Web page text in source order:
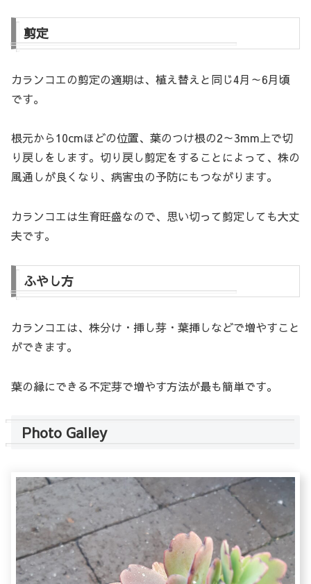
剪定
カランコエの剪定の適期は、植え替えと同じ4月～6月頃
です。
根元から10cmほどの位置、葉のつけ根の2～3mm上で切
り戻しをします。切り戻し剪定をすることによって、株の
風通しが良くなり、病害虫の予防にもつながります。
カランコエは生育旺盛なので、思い切って剪定しても大丈
夫です。
ふやし方
カランコエは、株分け・挿し芽・葉挿しなどで増やすこと
ができます。
葉の縁にできる不定芽で増やす方法が最も簡単です。
Photo Galley